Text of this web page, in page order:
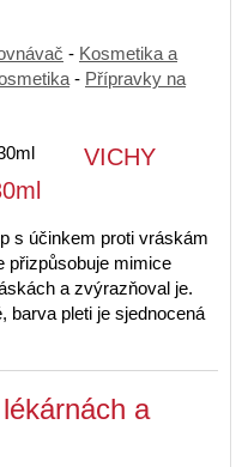
- Kosmetika a
- Přípravky na
VICHY
s účinkem proti vráskám
přizpůsobuje mimice
a zvýrazňoval je.
barva pleti je sjednocená
a